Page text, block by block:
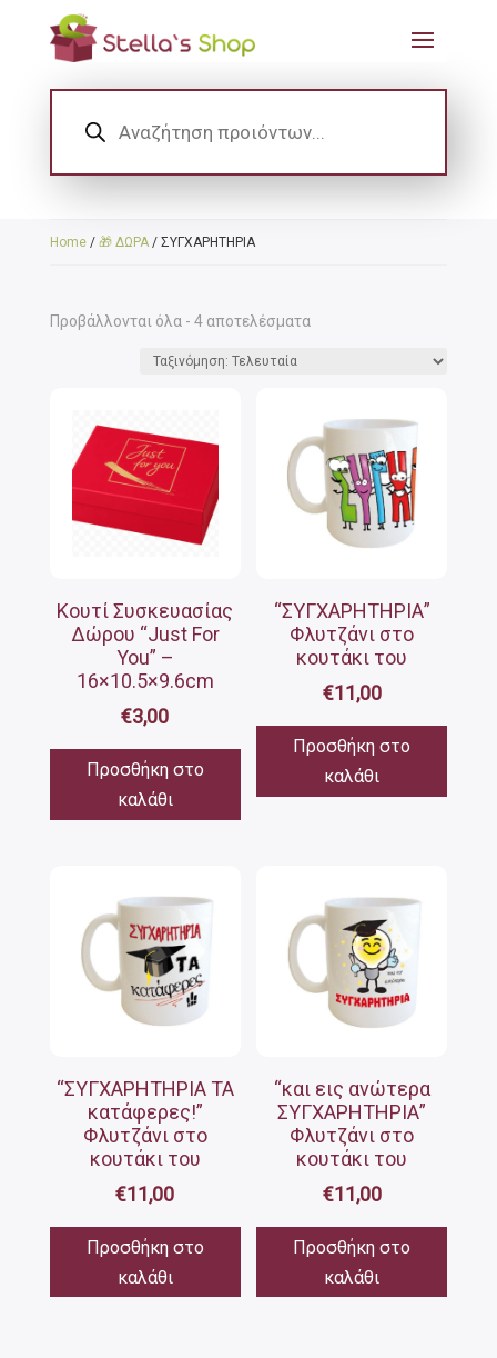
search
Home/ 🎁 ΔΩΡΑ/ ΣΥΓΧΑΡΗΤΗΡΙΑ
Προβάλλονται όλα - 4 αποτελέσματαSorted
Κουτί Συσκευασίας
Δώρου “Just For
You” –
16×10.5×9.6cm
€3,00
Προσθήκη στο
καλάθι
“ΣΥΓΧΑΡΗΤΗΡΙΑ”
Φλυτζάνι στο
κουτάκι του
€11,00
Προσθήκη στο
καλάθι
“ΣΥΓΧΑΡΗΤΗΡΙΑ ΤΑ
κατάφερες!”
Φλυτζάνι στο
κουτάκι του
€11,00
Προσθήκη στο
καλάθι
“και εις ανώτερα
ΣΥΓΧΑΡΗΤΗΡΙΑ”
Φλυτζάνι στο
κουτάκι του
€11,00
Προσθήκη στο
καλάθι